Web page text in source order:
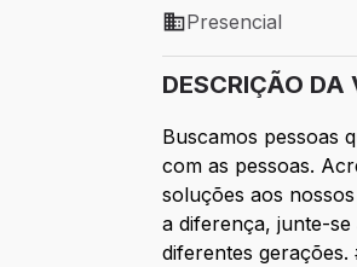
Modelo de trabalho:
Presencial
DESCRIÇÃO DA
Buscamos pessoas
com as pessoas.
soluções aos
a diferença, junte-
diferentes gerações.